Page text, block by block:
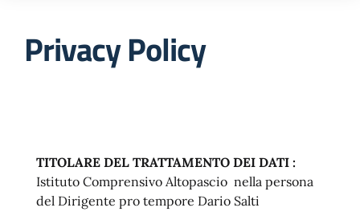
Privacy Policy
TITOLARE DEL TRATTAMENTO DEI DATI :
Istituto Comprensivo Altopascio nella persona
del Dirigente pro tempore Dario Salti